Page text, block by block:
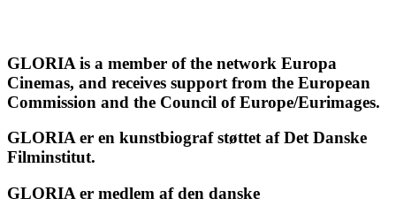
GLORIA is a member of the network Europa
Cinemas, and receives support from the European
Commission and the Council of Europe/Eurimages.
GLORIA er en kunstbiograf støttet af Det Danske
Filminstitut.
GLORIA er medlem af den danske